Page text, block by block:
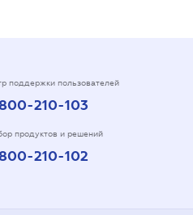
поддержки пользователей
210-103
продуктов и решений
210-102